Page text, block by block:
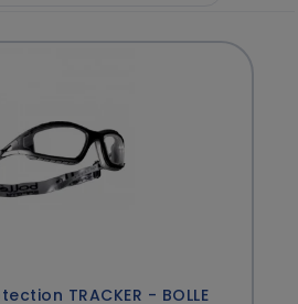
TRACKER - BOLLE